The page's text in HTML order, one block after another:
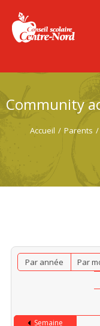
Community
Accueil / Parents /
Par année Par
Semaine